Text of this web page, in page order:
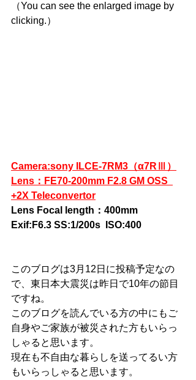
（You can see the enlarged image by
clicking.）
Camera:sony ILCE-7RM3（α7RⅢ）
Lens：FE70-200mm F2.8 GM OSS
+2X Teleconvertor
Lens Focal length：400mm
Exif:F6.3 SS:1/200s  ISO:400
このブログは3月12日に投稿予定なの
で、東日本大震災は昨日で10年の節目
ですね。
このブログを読んでいる方の中にもご
自身やご家族が被災された方もいらっ
しゃると思います。
現在も不自由な暮らしを送ってるい方
もいらっしゃると思います。